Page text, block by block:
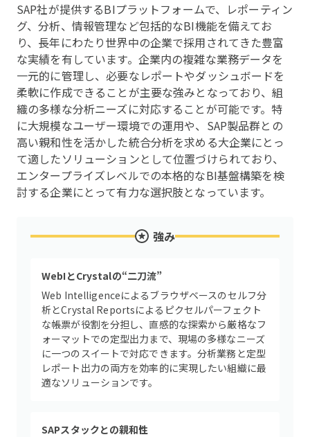
SAP社が提供するBIプラットフォームで、レポーティン
グ、分析、情報管理など包括的なBI機能を備えてお
り、長年にわたり世界中の企業で採用されてきた豊富
な実績を有しています。企業内の複雑な業務データを
一元的に管理し、必要なレポートやダッシュボードを
柔軟に作成できることが主要な強みとなっており、組
織の多様な分析ニーズに対応することが可能です。特
に大規模なユーザー環境での運用や、SAP製品群との
高い親和性を活かした統合分析を求める大企業にとっ
て適したソリューションとして位置づけられており、
エンタープライズレベルでの本格的なBI基盤構築を検
討する企業にとって有力な選択肢となっています。
強み
WebIとCrystalの“二刀流”
Web Intelligenceによるブラウザベースのセルフ分
析とCrystal Reportsによるピクセルパーフェクト
な帳票が役割を分担し、直感的な探索から厳格なフ
ォーマットでの定型出力まで、現場の多様なニーズ
に一つのスイートで対応できます。分析業務と定型
レポート出力の両方を効率的に実現したい組織に最
適なソリューションです。
SAPスタックとの親和性